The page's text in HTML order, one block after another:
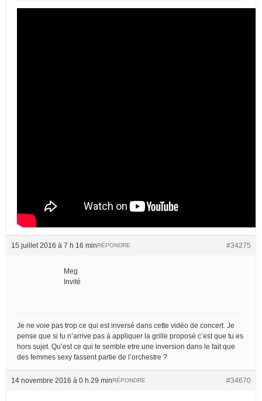
15 juillet 2016 à 7 h 16 min #34275
RÉPONDRE
Meg
Invité
Je ne voie pas trop ce qui est inversé dans cette vidéo de concert. Je
pense que si tu n’arrive pas à appliquer la grille proposé c’est que tu es
hors sujet. Qu’est ce qui te semble etre une inversion dans le fait que
des femmes sexy fassent partie de l’orchestre ?
14 novembre 2016 à 0 h 29 min #34670
RÉPONDRE